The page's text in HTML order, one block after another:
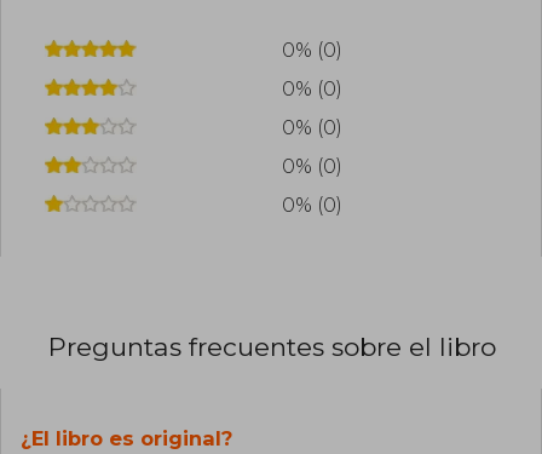
Gestión:
Formación
Para el
Empleo
0% (0)
0% (0)
0% (0)
0% (0)
0% (0)
Preguntas frecuentes sobre el libro
¿El libro es original?